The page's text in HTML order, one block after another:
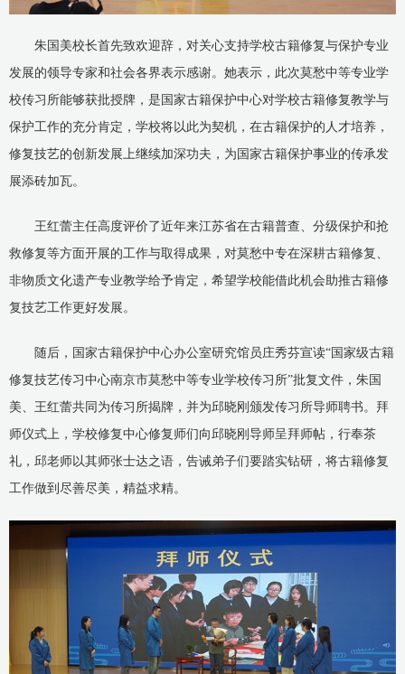
朱国美校长首先致欢迎辞，对关心支持学校古籍修复与保护专业
发展的领导专家和社会各界表示感谢。她表示，此次莫愁中等专业学
校传习所能够获批授牌，是国家古籍保护中心对学校古籍修复教学与
保护工作的充分肯定，学校将以此为契机，在古籍保护的人才培养，
修复技艺的创新发展上继续加深功夫，为国家古籍保护事业的传承发
展添砖加瓦。
王红蕾主任高度评价了近年来江苏省在古籍普查、分级保护和抢
救修复等方面开展的工作与取得成果，对莫愁中专在深耕古籍修复、
非物质文化遗产专业教学给予肯定，希望学校能借此机会助推古籍修
复技艺工作更好发展。
随后，国家古籍保护中心办公室研究馆员庄秀芬宣读“国家级古籍
修复技艺传习中心南京市莫愁中等专业学校传习所”批复文件，朱国
美、王红蕾共同为传习所揭牌，并为邱晓刚颁发传习所导师聘书。拜
师仪式上，学校修复中心修复师们向邱晓刚导师呈拜师帖，行奉茶
礼，邱老师以其师张士达之语，告诫弟子们要踏实钻研，将古籍修复
工作做到尽善尽美，精益求精。